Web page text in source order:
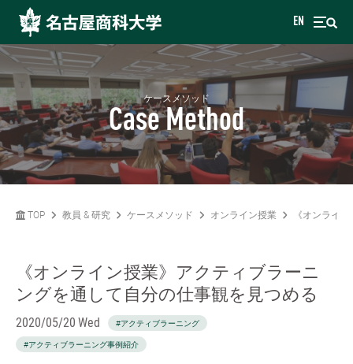
EN
ケースメソッド
Case Method
TOP 教員 & 研究 ケースメソッド オンライン授業 《オンライ
《オンライン授業》アクティブラーニ
ングを通して自分の仕事観を見つめる
2020/05/20 Wed #アクティブラーニング
#アクティブラーニング事例紹介